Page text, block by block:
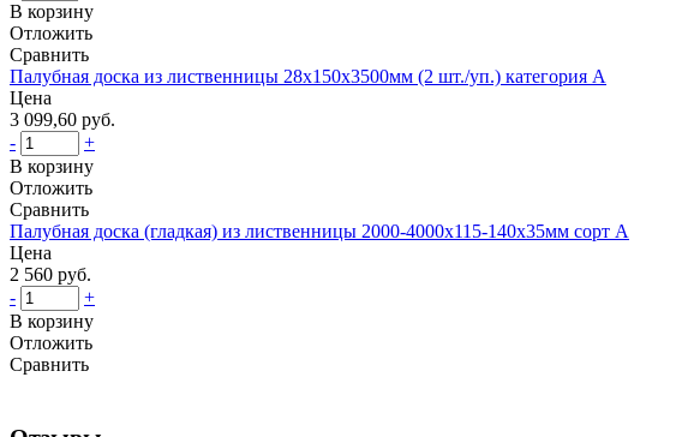
В корзину
Отложить
Сравнить
Палубная доска из лиственницы 28х150х3500мм (2 шт./уп.) категория А
Цена
3 099,60 руб.
-
+
В корзину
Отложить
Сравнить
Палубная доска (гладкая) из лиственницы 2000-4000х115-140х35мм сорт А
Цена
2 560 руб.
-
+
В корзину
Отложить
Сравнить